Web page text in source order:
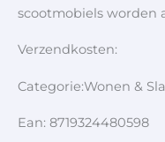
scootmobiels worden
Verzendkosten:
Categorie:Wonen &
Ean: 8719324480598